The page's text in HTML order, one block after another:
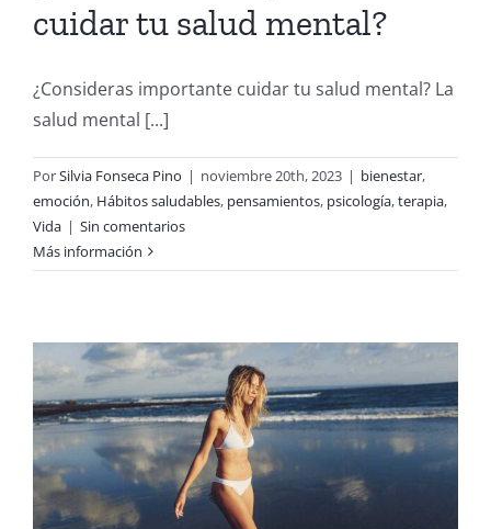
cuidar tu salud mental?
¿Consideras importante cuidar tu salud mental? La
salud mental [...]
PorSilvia Fonseca Pino | noviembre 20th, 2023 | bienestar,
emoción, Hábitos saludables, pensamientos, psicología,terapia,
Vida | Sin comentarios
Más información